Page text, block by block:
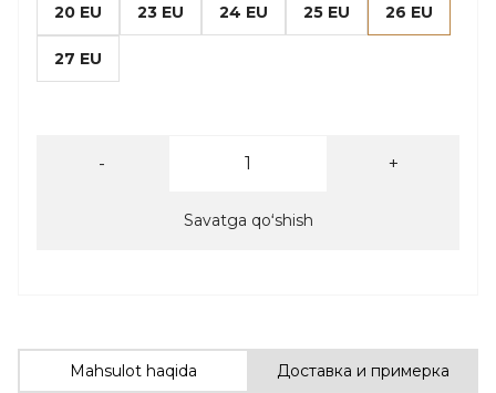
20 EU 23 EU 24 EU 25 EU 26 EU
27 EU
- +
Savatga qoʻshish
Mahsulot haqida Доставка и примерка